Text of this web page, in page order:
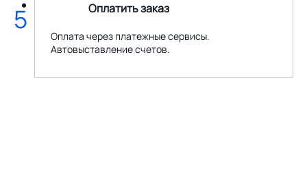
Оплатить заказ
Оплата через платежные сервисы.
Автовыставление счетов.
5